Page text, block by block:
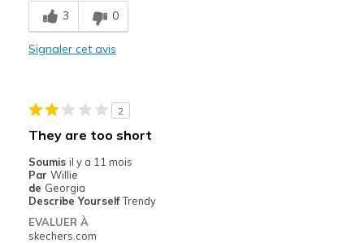
Comfortable
Les meilleures utilisations
Going Out
3 0
Signaler cet avis
2
They are too short
Soumis il y a 11 mois
Par Willie
de Georgia
Describe YourselfTrendy
EVALUER À
skechers.com